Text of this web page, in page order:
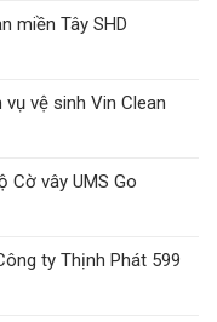
miền Tây SHD
vệ sinh Vin Clean
Cờ vây UMS Go
ty Thịnh Phát 599